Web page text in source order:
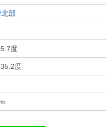
北部
度
度